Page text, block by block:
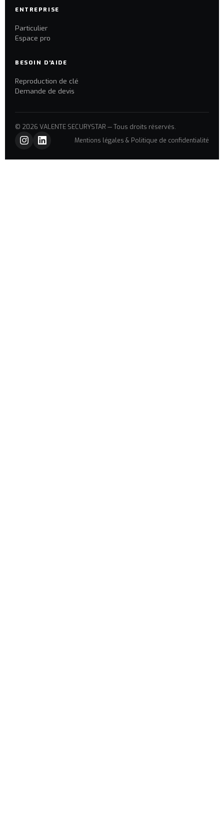
ENTREPRISE
Particulier
Espace pro
BESOIN D'AIDE
Reproduction de clé
Demande de devis
© 2026 VALENTE SECURYSTAR — Tous droits réservés.
Mentions légales & Politique de confidentialité